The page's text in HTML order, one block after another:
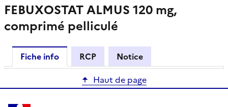
FEBUXOSTAT ALMUS 120 mg,
comprimé pelliculé
Fiche info RCP
Notice
Haut de page